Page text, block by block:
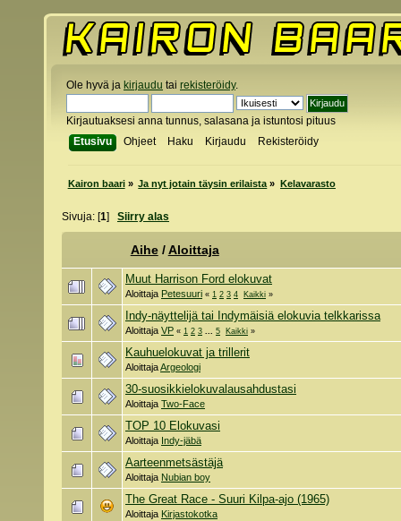
Ole hyvä ja kirjaudu tai rekisteröidy.
Kirjautuaksesi anna tunnus, salasana ja istuntosi pituus
Etusivu
Ohjeet Haku Kirjaudu Rekisteröidy
Kairon baari» Ja nyt jotain täysin erilaista » Kelavarasto
Sivuja: [1] Siirry alas
Aihe/Aloittaja
Muut Harrison Ford elokuvat
Aloittaja Petesuuri « 1 2 3 4 Kaikki »
Indy-näyttelijä tai Indymäisiä elokuvia telkkarissa
Aloittaja VP « 1 2 3 ... 5 Kaikki »
Kauhuelokuvat ja trillerit
AloittajaArgeologi
30-suosikkielokuvalausahdustasi
Aloittaja Two-Face
TOP 10 Elokuvasi
Aloittaja Indy-jäbä
Aarteenmetsästäjä
Aloittaja Nubian boy
The Great Race - Suuri Kilpa-ajo (1965)
Aloittaja Kirjastokotka